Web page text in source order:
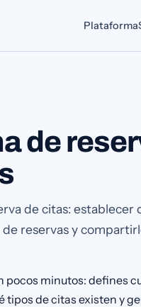
Plataforma
de
de citas: establecer
reservas y
pocos minutos: defines
de citas existen y